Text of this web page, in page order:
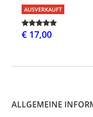
AUSVERKAUFT
€ 17,00
ALLGEMEINE